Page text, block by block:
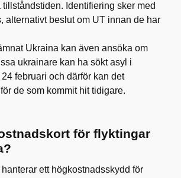
Identifiering sker med
alternativt beslut om UT innan de har
Ukraina kan även ansöka om
ukrainare kan ha sökt asyl i
februari och därför kan det
de som kommit hit tidigare.
för flyktingar
ett högkostnadsskydd för